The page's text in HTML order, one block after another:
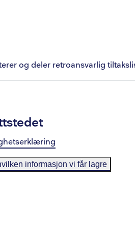
og deler retroansvarlig
informasjon vi får lagre